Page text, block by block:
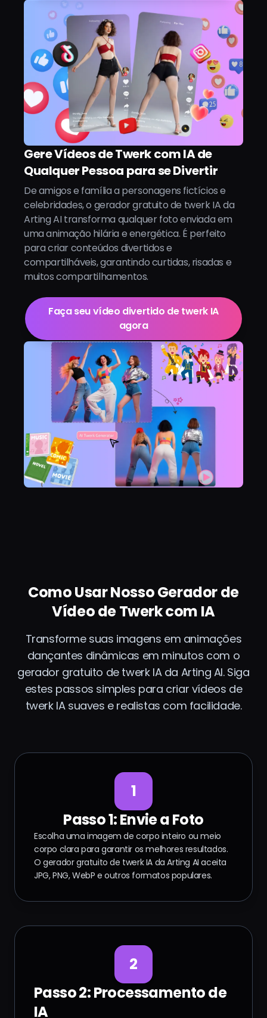
Gere Vídeos de Twerk com IA de
Qualquer Pessoa para se Divertir
De amigos e família a personagens fictícios e
celebridades, o gerador gratuito de twerk IA da
Arting AI transforma qualquer foto enviada em
uma animação hilária e energética. É perfeito
para criar conteúdos divertidos e
compartilháveis, garantindo curtidas, risadas e
muitos compartilhamentos.
Faça seu vídeo divertido de twerk IA
agora
Como Usar Nosso Gerador de
Vídeo de Twerk com IA
Transforme suas imagens em animações
dançantes dinâmicas em minutos com o
gerador gratuito de twerk IA da Arting AI. Siga
estes passos simples para criar vídeos de
twerk IA suaves e realistas com facilidade.
1
Passo 1: Envie a Foto
Escolha uma imagem de corpo inteiro ou meio
corpo clara para garantir os melhores resultados.
O gerador gratuito de twerk IA da Arting AI aceita
JPG, PNG, WebP e outros formatos populares.
2
Passo 2: Processamento de
IA